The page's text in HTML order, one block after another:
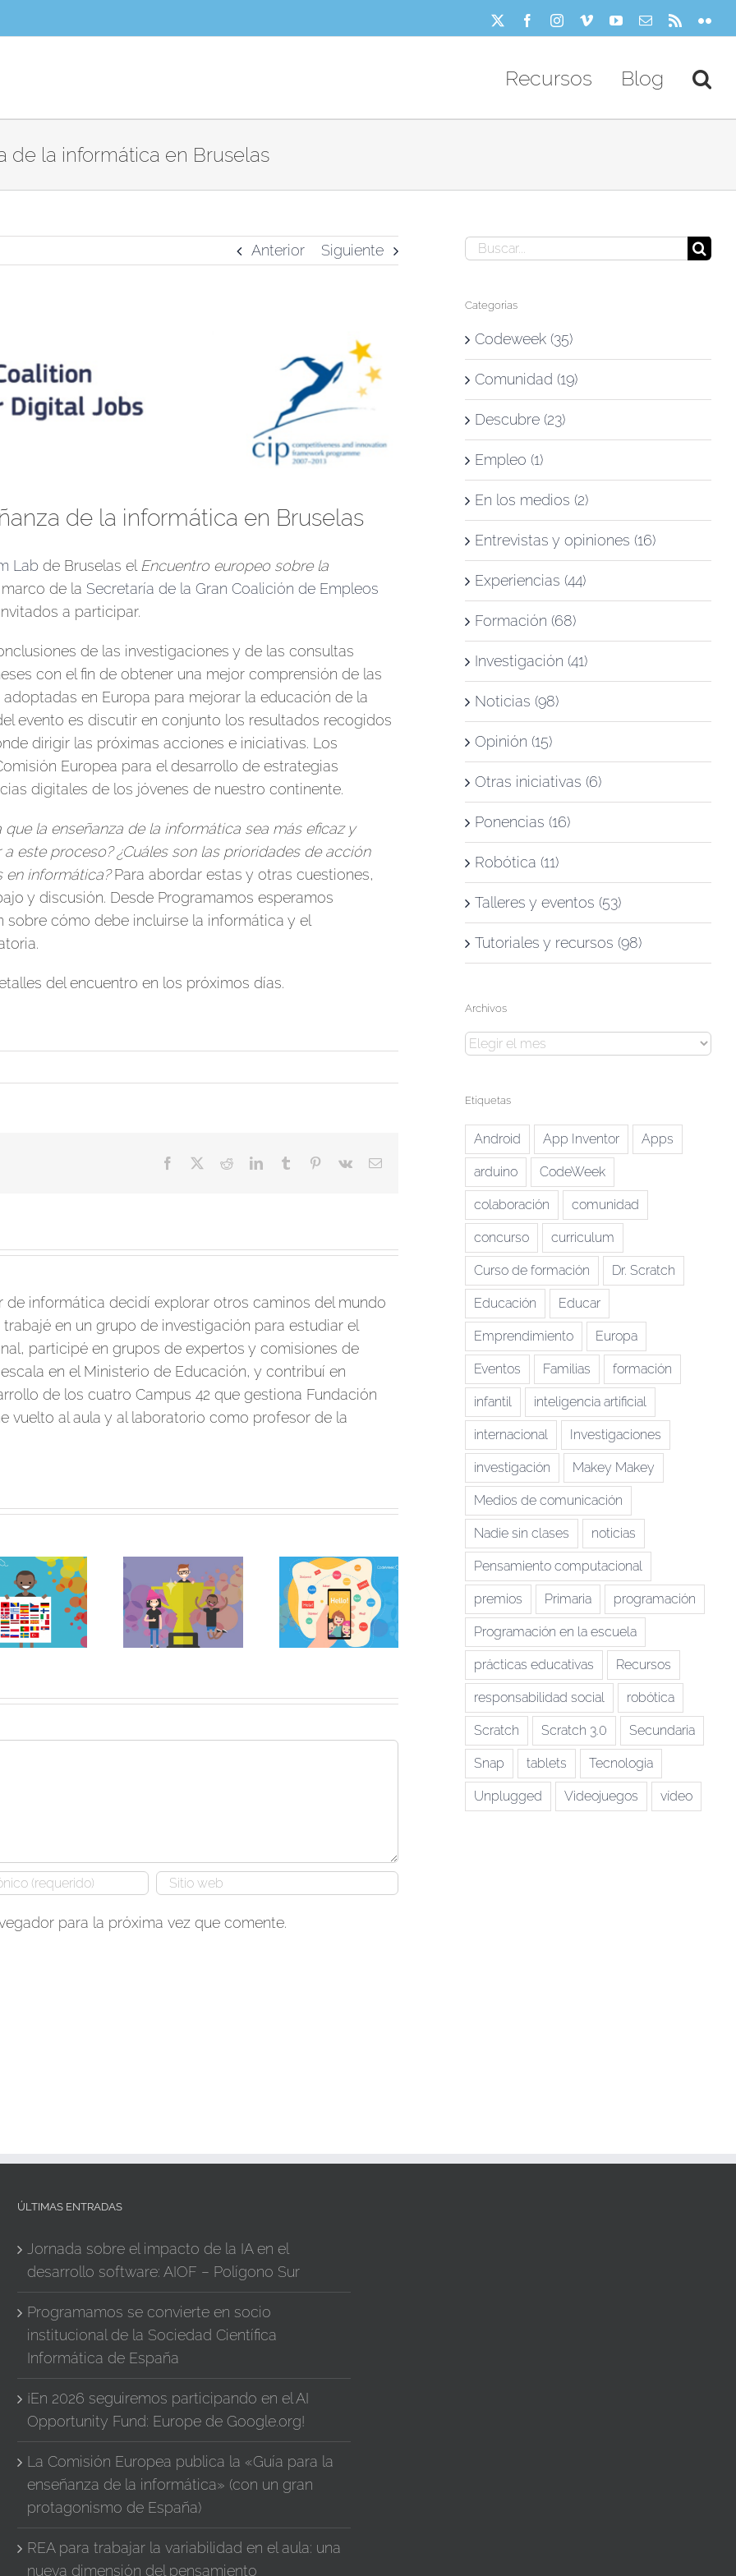
FacebookInstagram
VimeoYouTube
Correo Rss
Recursos Blog
de la informática en Bruselas
Anterior Siguiente
de la informática en Bruselas
Lab de Bruselas el Encuentro europeo sobre la
de la Secretaría de la Gran Coalición de Empleos
a participar.
de las investigaciones y de las consultas
con el fin de obtener una mejor comprensión de las
en Europa para mejorar la educación de la
evento es discutir en conjunto los resultados recogidos
dirigir las próximas acciones e iniciativas. Los
Europea para el desarrollo de estrategias
digitales de los jóvenes de nuestro continente.
la enseñanza de la informática sea más eficaz y
este proceso? ¿Cuáles son las prioridades de acción
en informática?Para abordar estas y otras cuestiones,
y discusión. Desde Programamos esperamos
cómo debe incluirse la informática y el
del encuentro en los próximos días.
Facebook RedditLinkedInTumblr Pinterest
Vk
Correo
informática decidí explorar otros caminos del mundo
en un grupo de investigación para estudiar el
participé en grupos de expertos y comisiones de
en el Ministerio de Educación, y contribuí en
de los cuatro Campus 42 que gestiona Fundación
vuelto al aula y al laboratorio como profesor de la
A pesar de la
pandemia EU
Code Week sigue
batiendo records
¡Hoy comienza EU
Code Week 2020!
Celebremos el
décimo
cumpleaños de
EU Code Week
Cuatro millones
de personas
programaron
código con EU
Code Week en
2021
¡Ya está aquí EU
para la próxima vez que comente.
Buscar:
Categorías
Codeweek (35)
Comunidad (19)
Descubre (23)
Empleo (1)
En los medios (2)
Entrevistas y opiniones (16)
Experiencias (44)
Formación (68)
Investigación (41)
Noticias (98)
Opinión (15)
Otras iniciativas (6)
Ponencias (16)
Robótica (11)
Talleres y eventos (53)
Tutoriales y recursos (98)
Archivos
Archivos
Etiquetas
Android App Inventor Apps
arduino CodeWeek
colaboración comunidad
concurso curriculum
Curso de formación Dr. Scratch
Educación Educar
Emprendimiento Europa
Eventos Familias formación
infantil inteligencia artificial
internacional Investigaciones
investigación Makey Makey
Medios de comunicación
Nadie sin clases noticias
Pensamiento computacional
premios Primaria programación
Programación en la escuela
prácticas educativas Recursos
responsabilidad social robótica
Scratch Scratch 3.0 Secundaria
Snap tablets Tecnologia
Unplugged Videojuegos vídeo
ÚLTIMAS ENTRADAS
Jornada sobre el impacto de la IA en el
desarrollo software: AIOF – Polígono Sur
Programamos se convierte en socio
institucional de la Sociedad Científica
Informática de España
¡En 2026 seguiremos participando en el AI
Opportunity Fund: Europe de Google.org!
La Comisión Europea publica la «Guía para la
enseñanza de la informática» (con un gran
protagonismo de España)
REA para trabajar la variabilidad en el aula: una
nueva dimensión del pensamiento